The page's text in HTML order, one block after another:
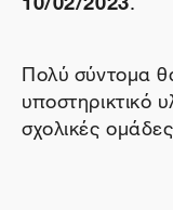
Πολύ σύντομα
υποστηρικτικό
σχολικές